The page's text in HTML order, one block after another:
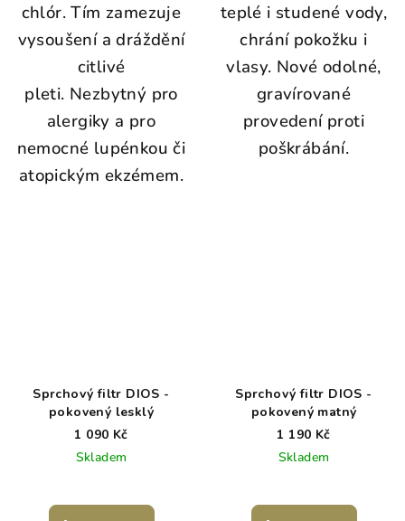
chlór. Tím zamezuje
vysoušení a dráždění
citlivé
pleti. Nezbytný pro
alergiky a pro
nemocné lupénkou či
atopickým ekzémem.
teplé i studené vody,
chrání pokožku i
vlasy. Nové odolné,
gravírované
provedení proti
poškrábání.
Sprchový filtr DIOS -
pokovený lesklý
1 090 Kč
Skladem
Sprchový filtr DIOS -
pokovený matný
1 190 Kč
Skladem